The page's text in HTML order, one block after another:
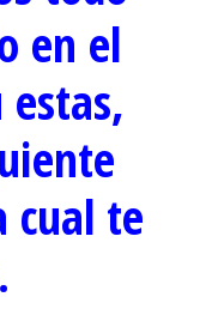
en el
cual te